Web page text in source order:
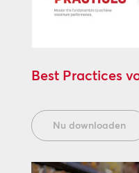
Best Practices
Nu downloaden